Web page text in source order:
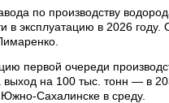
по производству
в эксплуатацию в 2026
первой очереди
выход на 100 тыс. тонн — в
Сахалинске в среду.